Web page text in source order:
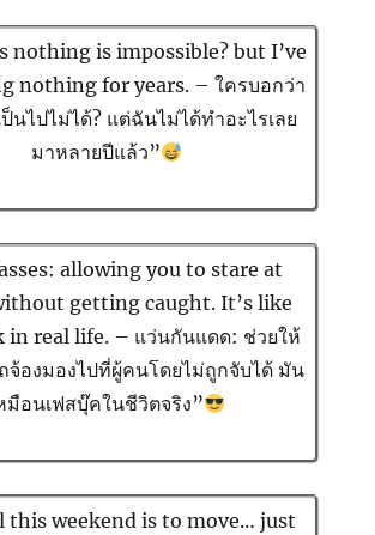
nothing is impossible? but I’ve
nothing for years. – ใครบอกว่า
นไปไม่ได้? แต่ฉันไม่ได้ทำอะไรเลย
มาหลายปีแล้ว”
allowing you to stare at
getting caught. It’s like
in real life. – แว่นกันแดด: ช่วยให้
องมองไปที่ผู้คนโดยไม่ถูกจับได้ มัน
มือนเฟสบุ๊คในชีวิตจริง”
this weekend is to move… just